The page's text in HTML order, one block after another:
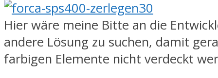
Hier wäre meine Bitte an die
andere Lösung zu suchen, damit
farbigen Elemente nicht verdeckt